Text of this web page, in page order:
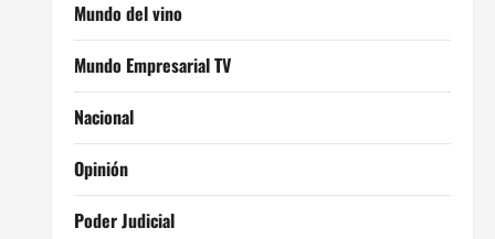
Mundo del vino
Mundo Empresarial TV
Nacional
Opinión
Poder Judicial